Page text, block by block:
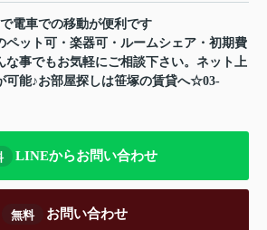
電車での移動が便利です
ット可・楽器可・ルームシェア・初期費
事でもお気軽にご相談下さい。ネット上
可能♪お部屋探しは笹塚の賃貸へ☆03-
LINEからお問い合わせ
無料 お問い合わせ